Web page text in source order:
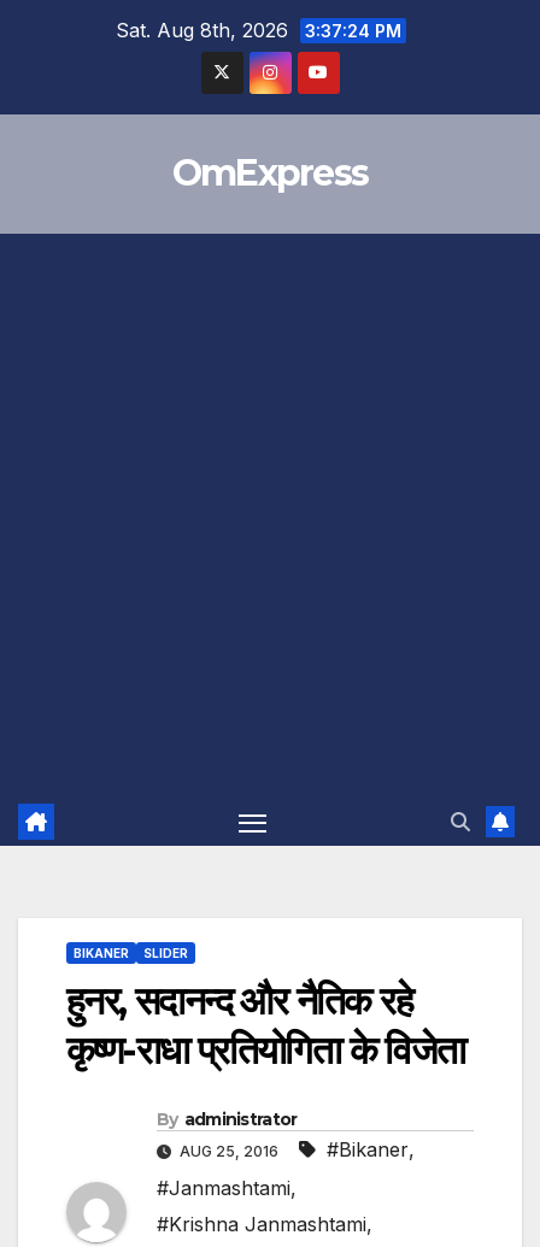
Sat. Aug 8th, 2026 3:37:25 PM
OmExpress
BIKANER SLIDER
हुनर, सदानन्द और नैतिक रहे
कृष्ण-राधा प्रतियोगिता के विजेता
By administrator
AUG 25, 2016 #Bikaner,
#Janmashtami,
#Krishna Janmashtami,